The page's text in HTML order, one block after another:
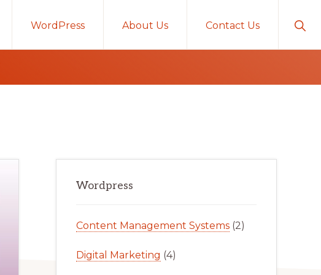
WordPress About Us Contact Us
Sidebar
Wordpress
Content Management Systems (2)
Digital Marketing (4)